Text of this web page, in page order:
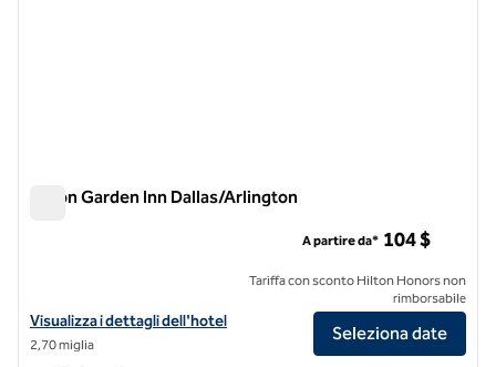
Hilton Garden Inn Dallas/Arlington
Visualizza i dettagli dell'hotel Hilton Garden Inn Dallas/Arlington
Visualizza i dettagli dell'hotel
2,70 miglia
A partire da* 104 $
Tariffa con sconto Hilton Honors non
rimborsabile
Seleziona date